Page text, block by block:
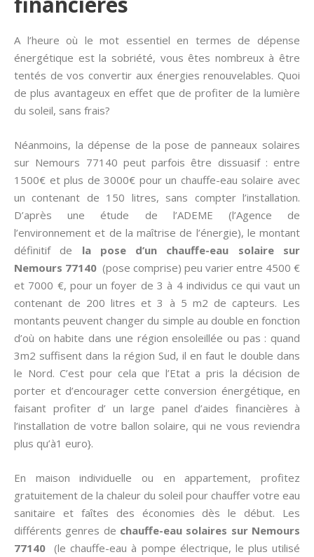
A l’heure où le mot essentiel en termes de dépense
énergétique est la sobriété, vous êtes nombreux à être
tentés de vos convertir aux énergies renouvelables. Quoi
de plus avantageux en effet que de profiter de la lumière
du soleil, sans frais?
Néanmoins, la dépense de la pose de panneaux solaires
sur Nemours 77140 peut parfois être dissuasif : entre
1500€ et plus de 3000€ pour un chauffe-eau solaire avec
un contenant de 150 litres, sans compter l’installation.
D’après une étude de l’ADEME (l’Agence de
l’environnement et de la maîtrise de l’énergie), le montant
définitif de la pose d’un chauffe-eau solaire sur
Nemours 77140 (pose comprise) peu varier entre 4500 €
et 7000 €, pour un foyer de 3 à 4 individus ce qui vaut un
contenant de 200 litres et 3 à 5 m2 de capteurs. Les
montants peuvent changer du simple au double en fonction
d’où on habite dans une région ensoleillée ou pas : quand
3m2 suffisent dans la région Sud, il en faut le double dans
le Nord. C’est pour cela que l’Etat a pris la décision de
porter et d’encourager cette conversion énergétique, en
faisant profiter d’ un large panel d’aides financières à
l’installation de votre ballon solaire, qui ne vous reviendra
plus qu’à1 euro}.
En maison individuelle ou en appartement, profitez
gratuitement de la chaleur du soleil pour chauffer votre eau
sanitaire et faîtes des économies dès le début. Les
différents genres de chauffe-eau solaires sur Nemours
77140 (le chauffe-eau à pompe électrique, le plus utilisé